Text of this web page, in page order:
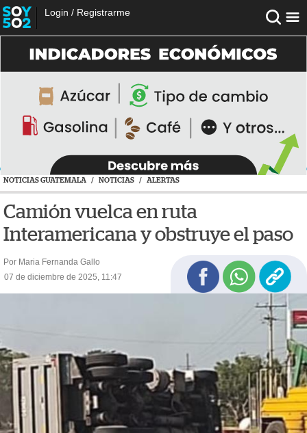
Login / Registrarme
NOTICIAS GUATEMALA / NOTICIAS / ALERTAS
Camión vuelca en ruta
Interamericana y obstruye el paso
Por Maria Fernanda Gallo
07 de diciembre de 2025, 11:47